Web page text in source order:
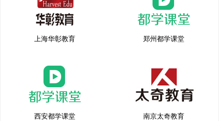
上海华彰教育 郑州都学课堂
西安都学课堂 南京太奇教育